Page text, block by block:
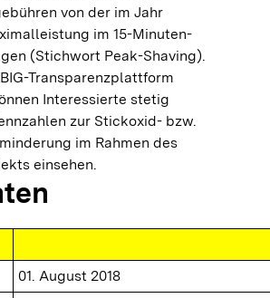
von der im Jahr
im 15-Minuten-
(Stichwort Peak-Shaving).
Transparenzplattform
Interessierte stetig
zur Stickoxid- bzw.
im Rahmen des
einsehen.
01. August 2018